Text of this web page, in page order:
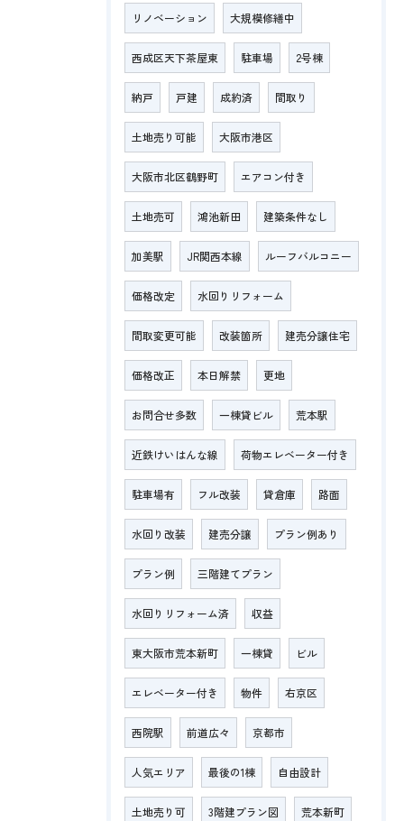
リノベーション 大規模修繕中
西成区天下茶屋東 駐車場 2号棟
納戸 戸建 成約済 間取り
土地売り可能 大阪市港区
大阪市北区鶴野町 エアコン付き
土地売可 鴻池新田 建築条件なし
加美駅 JR関西本線 ルーフバルコニー
価格改定 水回りリフォーム
間取変更可能 改装箇所 建売分譲住宅
価格改正 本日解禁 更地
お問合せ多数 一棟貸ビル 荒本駅
近鉄けいはんな線 荷物エレベーター付き
駐車場有 フル改装 貸倉庫 路面
水回り改装 建売分譲 プラン例あり
プラン例 三階建てプラン
水回りリフォーム済 収益
東大阪市荒本新町 一棟貸 ビル
エレベーター付き 物件 右京区
西院駅 前道広々 京都市
人気エリア 最後の1棟 自由設計
土地売り可 3階建プラン図 荒本新町